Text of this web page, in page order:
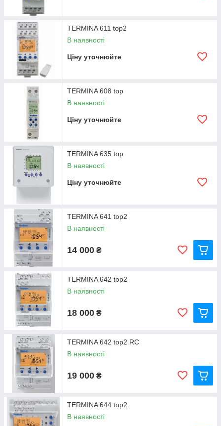
TERMINA 611 top2
В наявності
Ціну уточнюйте
TERMINA 608 top
В наявності
Ціну уточнюйте
TERMINA 635 top
В наявності
Ціну уточнюйте
TERMINA 641 top2
В наявності
14 000 ₴
TERMINA 642 top2
В наявності
18 000 ₴
TERMINA 642 top2 RC
В наявності
19 000 ₴
TERMINA 644 top2
В наявності